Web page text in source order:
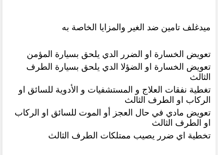
ميدغلف تامين ضد الغير والمزايا الخاصة به
تعويض الخسارة او الضرر الدي يلحق بسيارة المؤمن
تعويض الخسارة او الضؤلا الدي يلحق بسيارة الطرف
الثالث
تغطية نفقات العلاج و المستشفيات و الأدوية للسائق او
الركاب او الطرف الثالث
تعويض مادي في حال العجز أو الموت للسائق او الركاب
او الطرف الثالث
تخطية اي ضرر يصيب ممتلكات الطرف الثالث